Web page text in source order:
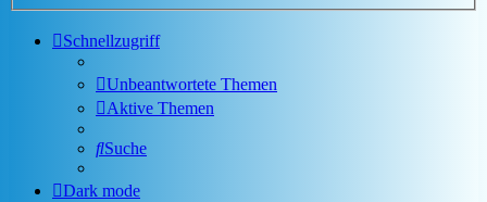
Schnellzugriff
Unbeantwortete Themen
Aktive Themen
Suche
Dark mode